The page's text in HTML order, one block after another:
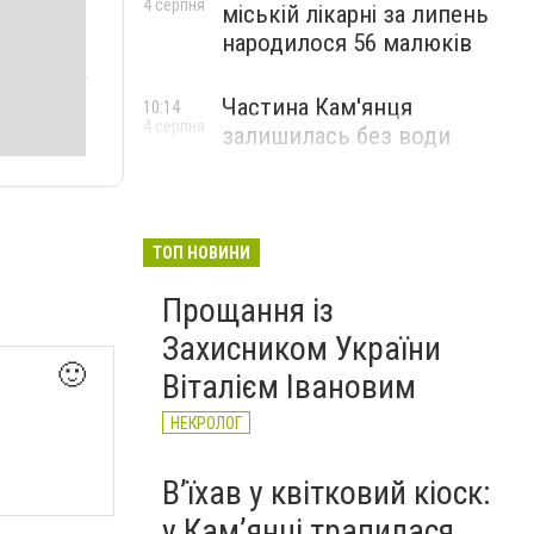
🙂
міській лікарні за липень
народилося 56 малюків
4 серпня
Частина Кам'янця
залишилась без води
10:14
4 серпня
ТОП НОВИНИ
Прощання із
Захисником України
Віталієм Івановим
НЕКРОЛОГ
Вʼїхав у квітковий кіоск: